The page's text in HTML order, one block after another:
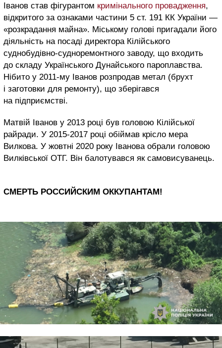
Іванов став фігурантом кримінального провадження,
відкритого за ознаками частини 5 ст. 191 КК України —
«розкрадання майна». Міському голові пригадали його
діяльність на посаді директора Кілійського
суднобудівно-судноремонтного заводу, що входить
до складу Українського Дунайського пароплавства.
Нібито у 2011-му Іванов розпродав метал (брухт
і заготовки для ремонту), що зберігався
на підприємстві.
Матвій Іванов у 2013 році був головою Кілійської
райради. У 2015-2017 році обіймав крісло мера
Вилкова. У жовтні 2020 року Іванова обрали головою
Вилківської ОТГ. Він балотувався як самовисуванець.
СМЕРТЬ РОССИЙСКИМ ОККУПАНТАМ!